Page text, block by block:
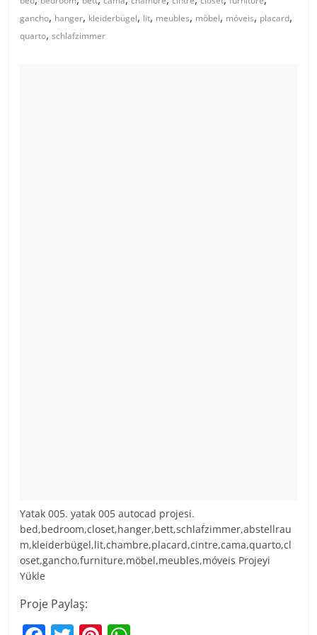
gancho, hanger, kleiderbügel, lit, meubles, möbel, móveis, placard,
quarto,schlafzimmer
Yatak 005. yatak 005 autocad projesi.
bed,bedroom,closet,hanger,bett,schlafzimmer,abstellrau
m,kleiderbügel,lit,chambre,placard,cintre,cama,quarto,cl
oset,gancho,furniture,möbel,meubles,móveis Projeyi
Yükle
Proje Paylaş: